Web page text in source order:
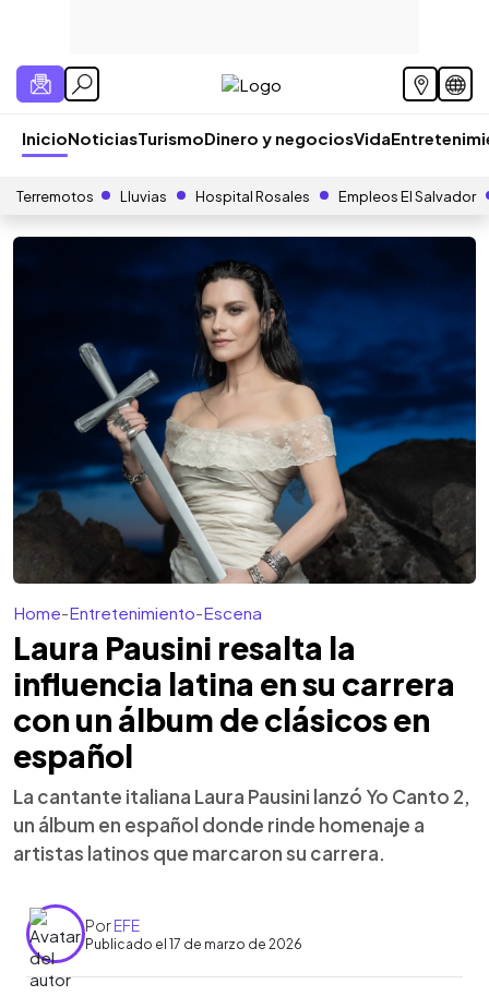
InicioNoticiasTurismoDinero y negociosVida
Terremotos Lluvias Hospital Rosales Empleos El Salvador
Home-Entretenimiento-Escena
Laura Pausini resalta la
influencia latina en su carrera
con un álbum de clásicos en
español
La cantante italiana Laura Pausini lanzó Yo Canto 2,
un álbum en español donde rinde homenaje a
artistas latinos que marcaron su carrera.
PorEFE
Publicado el 17 de marzo de 2026